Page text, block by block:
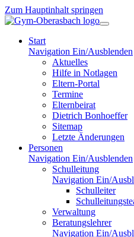
Zum Hauptinhalt springen
Start
Navigation Ein/Ausblenden
Aktuelles
Hilfe in Notlagen
Eltern-Portal
Termine
Elternbeirat
Dietrich Bonhoeffer
Sitemap
Letzte Änderungen
Personen
Navigation Ein/Ausblenden
Schulleitung
Navigation Ein/
Schulleiter
Verwaltung
Beratungslehrer
Navigation Ein/